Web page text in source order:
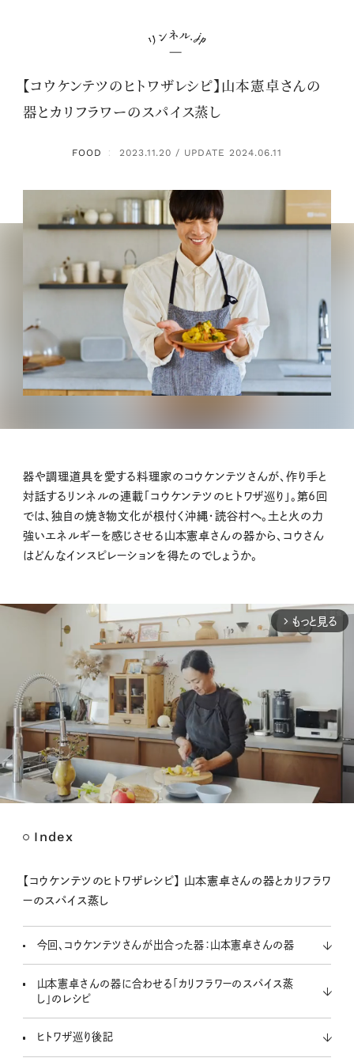
【コウケンテツのヒトワザレシピ】山本憲卓さんの
器とカリフラワーのスパイス蒸し
FOOD ： 2023.11.20 / UPDATE 2024.06.11
器や調理道具を愛する料理家のコウケンテツさんが、作り手と
対話するリンネルの連載「コウケンテツのヒトワザ巡り」。第6回
では、独自の焼き物文化が根付く沖縄・読谷村へ。土と火の力
強いエネルギーを感じさせる山本憲卓さんの器から、コウさん
はどんなインスピレーションを得たのでしょうか。
arrow_forward_ios もっと見る
t
Index
【コウケンテツのヒトワザレシピ】 山本憲卓さんの器とカリフラワ
ーのスパイス蒸し
今回、コウケンテツさんが出合った器：山本憲卓さんの器
山本憲卓さんの器に合わせる「カリフラワーのスパイス蒸
し」のレシピ
ヒトワザ巡り後記